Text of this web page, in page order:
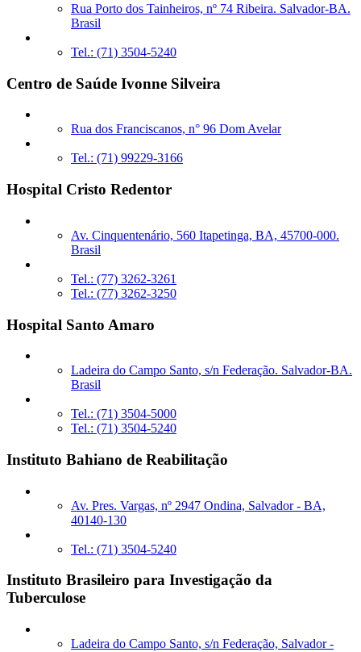
Rua Porto dos Tainheiros, nº 74 Ribeira. Salvador-BA.
Brasil
Tel.: (71) 3504-5240
Centro de Saúde Ivonne Silveira
Rua dos Franciscanos, n° 96 Dom Avelar
Tel.: (71) 99229-3166
Hospital Cristo Redentor
Av. Cinquentenário, 560 Itapetinga, BA, 45700-000.
Brasil
Tel.: (77) 3262-3261
Tel.: (77) 3262-3250
Hospital Santo Amaro
Ladeira do Campo Santo, s/n Federação. Salvador-BA.
Brasil
Tel.: (71) 3504-5000
Tel.: (71) 3504-5240
Instituto Bahiano de Reabilitação
Av. Pres. Vargas, nº 2947 Ondina, Salvador - BA,
40140-130
Tel.: (71) 3504-5240
Instituto Brasileiro para Investigação da
Tuberculose
Ladeira do Campo Santo, s/n Federação, Salvador -